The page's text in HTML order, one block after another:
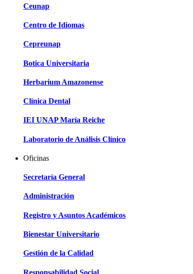
Ceunap
Centro de Idiomas
Cepreunap
Botica Universitaria
Herbarium Amazonense
Clínica Dental
IEI UNAP María Reiche
Laboratorio de Análisis Clínico
Oficinas
Secretaría General
Administración
Registro y Asuntos Académicos
Bienestar Universitario
Gestión de la Calidad
Responsabilidad Social